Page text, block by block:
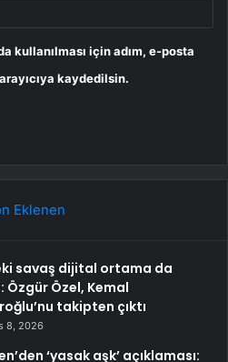
kullanılması için adım, e-posta
kaydedilsin.
Eklenen
savaş dijital ortama da
Özgür Özel, Kemal
takipten çıktı
8, 2026
‘yasak aşk’ açıklaması: